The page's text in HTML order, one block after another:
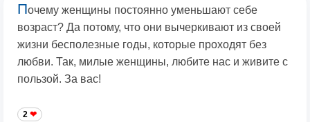
Почему женщины постоянно уменьшают себе
возраст? Да потому, что они вычеркивают из своей
жизни бесполезные годы, которые проходят без
любви. Так, милые женщины, любите нас и живите с
пользой. За вас!
2